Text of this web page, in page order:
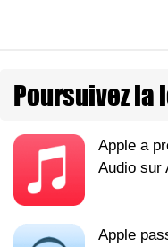
Poursuivez la
Apple a
Audio sur
Apple